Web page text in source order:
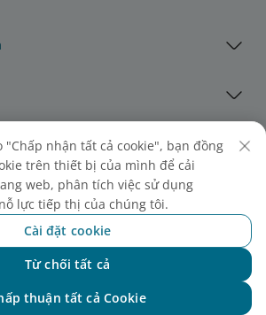
của Vietnam Airlines
"Chấp nhận tất cả cookie", bạn đồng
trên thiết bị của mình để cải
web, phân tích việc sử dụng
lực tiếp thị của chúng tôi.
Cài đặt cookie
Từ chối tất cả
thuận tất cả Cookie